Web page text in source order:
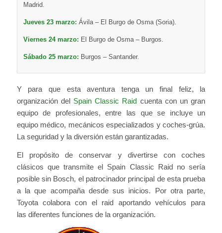
Madrid.
Jueves 23 marzo: Ávila – El Burgo de Osma (Soria).
Viernes 24 marzo: El Burgo de Osma – Burgos.
Sábado 25 marzo: Burgos – Santander.
Y para que esta aventura tenga un final feliz, la
organización del Spain Classic Raid cuenta con un gran
equipo de profesionales, entre las que se incluye un
equipo médico, mecánicos especializados y coches-grúa.
La seguridad y la diversión están garantizadas.
El propósito de conservar y divertirse con coches
clásicos que transmite el Spain Classic Raid no sería
posible sin Bosch, el patrocinador principal de esta prueba
a la que acompaña desde sus inicios. Por otra parte,
Toyota colabora con el raid aportando vehículos para
las diferentes funciones de la organización.